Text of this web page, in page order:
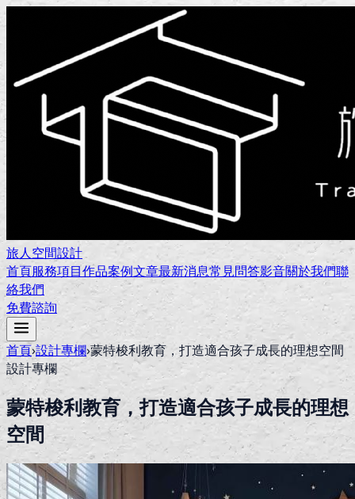
旅人空間設計
首頁服務項目作品案例文章最新消息常見問答影音關於我們聯
絡我們
免費諮詢
首頁›設計專欄›蒙特梭利教育，打造適合孩子成長的理想空間
設計專欄
蒙特梭利教育，打造適合孩子成長的理想
空間